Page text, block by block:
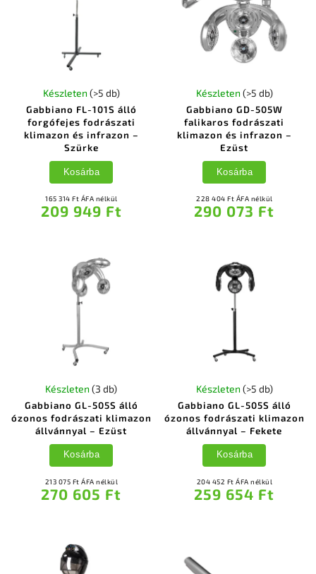
Gabbiano FL-101S álló
forgófejes fodrászati
klimazon és infrazon –
Szürke
Készleten (>5 db)
165 314 Ft ÁFA nélkül
209 949 Ft
Kosárba
Gabbiano GD-505W
falikaros fodrászati
klimazon és infrazon –
Ezüst
Készleten (>5 db)
228 404 Ft ÁFA nélkül
290 073 Ft
Kosárba
Gabbiano GL-505S álló
ózonos fodrászati klimazon
állvánnyal – Ezüst
Készleten(3 db)
213 075 Ft ÁFA nélkül
270 605 Ft
Kosárba
Gabbiano GL-505S álló
ózonos fodrászati klimazon
állvánnyal – Fekete
Készleten (>5 db)
204 452 Ft ÁFA nélkül
259 654 Ft
Kosárba